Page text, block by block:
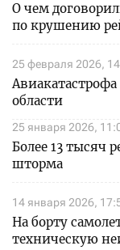
О чем
по крушению
25 февраля 2026,
области
25 января 2026,
Более 13 тысяч
шторма
14 января 2026,
На борту
техническую